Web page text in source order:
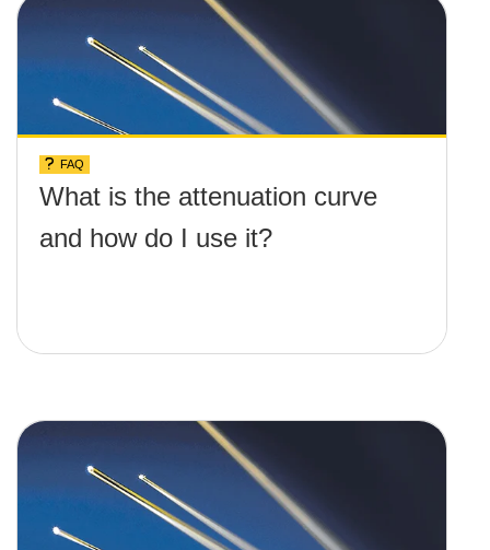
FAQ
What is the attenuation curve
and how do I use it?